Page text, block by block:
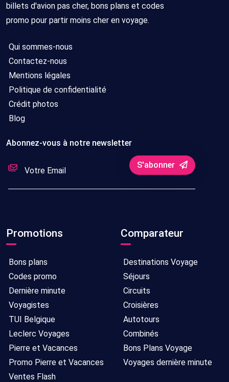
billets d'avion pas cher, bons plans et codes
promo pour partir moins cher en voyage.
Qui sommes-nous
Contactez-nous
Mentions légales
Politique de confidentialité
Crédit photos
Blog
Abonnez-vous à notre newsletter
S'abonner
Promotions
Bons plans
Codes promo
Dernière minute
Voyagistes
TUI Belgique
Leclerc Voyages
Pierre et Vacances
Promo Pierre et Vacances
Ventes Flash
Comparateur
Destinations Voyage
Séjours
Circuits
Croisières
Autotours
Combinés
Bons Plans Voyage
Voyages dernière minute